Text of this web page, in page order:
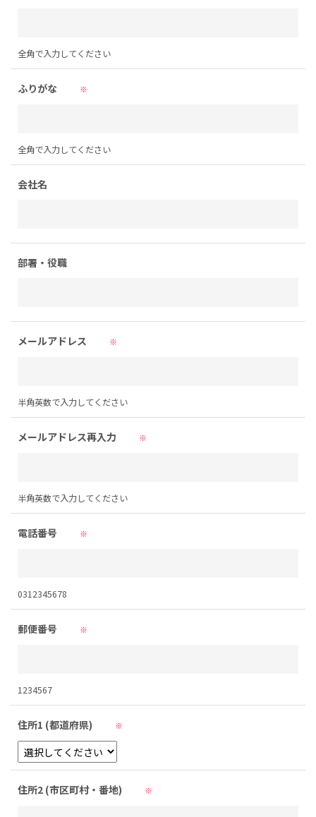
全角で入力してください
ふりがな ※
全角で入力してください
会社名
部署・役職
メールアドレス ※
半角英数で入力してください
メールアドレス再入力 ※
半角英数で入力してください
電話番号 ※
0312345678
郵便番号 ※
1234567
住所1 (都道府県) ※
住所2 (市区町村・番地) ※